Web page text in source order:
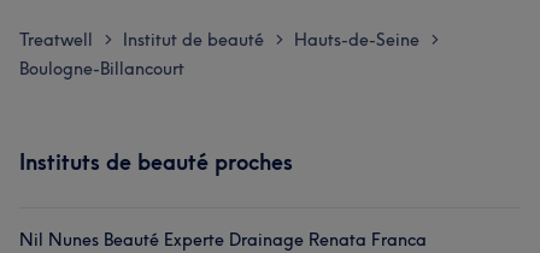
Treatwell > Institut de beauté > Hauts-de-Seine >
Boulogne-Billancourt
Instituts de beauté proches
Nil Nunes Beauté Experte Drainage Renata Franca